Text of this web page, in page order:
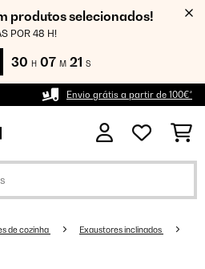
produtos selecionados!
POR 48 H!
30 H 07 M 21 S
Envio grátis a partir de 100€*
de cozinha Exaustores inclinados